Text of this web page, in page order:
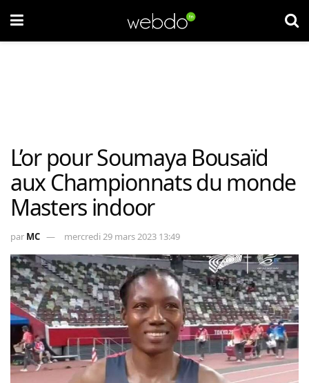
L’or pour Soumaya Bousaïd
aux Championnats du monde
Masters indoor
par MC mercredi 29 mars 2023 13:49